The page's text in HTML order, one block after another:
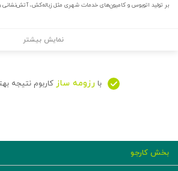
بر تولید اتوبوس و کامیون‌های خدمات شهری مثل زباله‌کش،
نمایش بیشتر
با رزومه ساز کاربوم نتیجه
بخش کارجو